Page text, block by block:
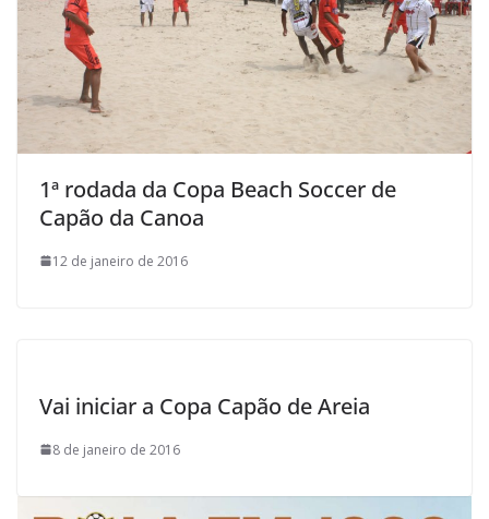
1ª rodada da Copa Beach Soccer de
Capão da Canoa
12 de janeiro de 2016
Vai iniciar a Copa Capão de Areia
8 de janeiro de 2016